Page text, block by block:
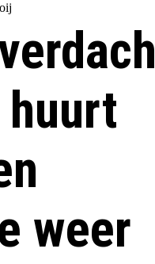
huurt
weer